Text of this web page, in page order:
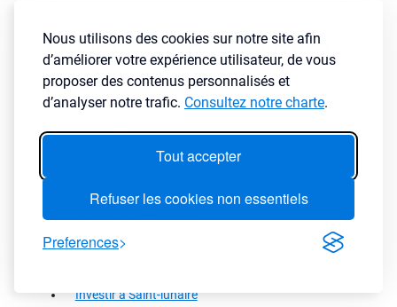
Nous utilisons des cookies sur notre site afin
d’améliorer votre expérience utilisateur, de vous
proposer des contenus personnalisés et
d’analyser notre trafic. Consultez notre charte.
Tout accepter
Refuser les cookies non essentiels
Preferences
Où investir à proximité
de Saint-malo
Investir à Chateauneuf-d'ille-et-vilaine
Investir à Dinard
Investir à Pleurtuit
Investir à La richardais
Investir à Saint-coulomb
Investir à Saint-lunaire